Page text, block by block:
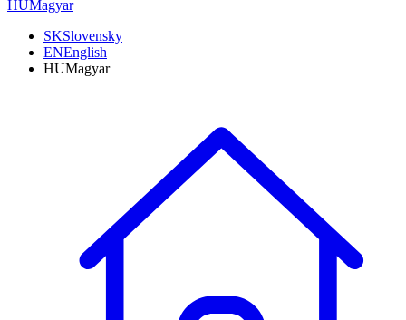
HUMagyar
SKSlovensky
ENEnglish
HUMagyar